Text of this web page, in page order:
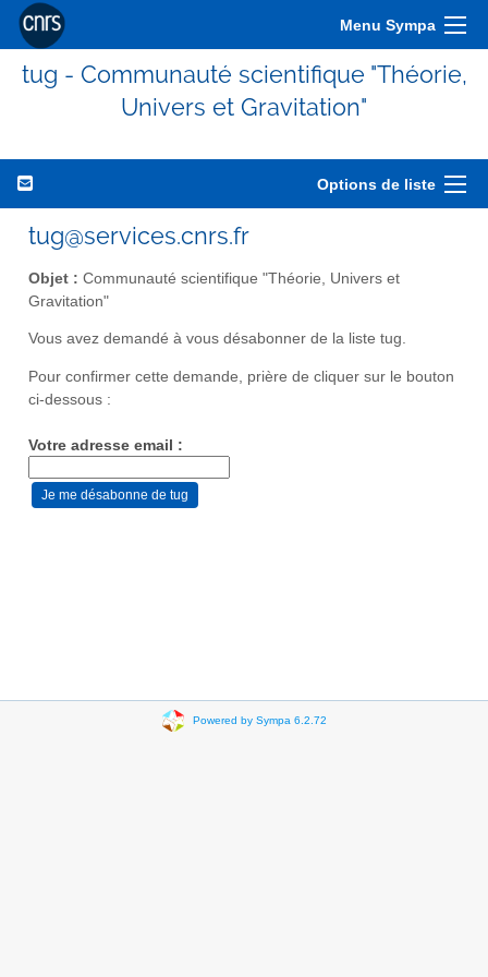
Menu Sympa
tug - Communauté scientifique "Théorie,
Univers et Gravitation"
Options de liste
tug@services.cnrs.fr
Objet : Communauté scientifique "Théorie, Univers et
Gravitation"
Vous avez demandé à vous désabonner de la liste tug.
Pour confirmer cette demande, prière de cliquer sur le bouton
ci-dessous :
Votre adresse email :
Powered by Sympa 6.2.72